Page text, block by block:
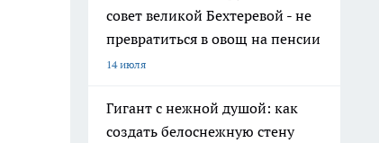
совет великой Бехтеревой - не
превратиться в овощ на пенсии
14 июля
Гигант с нежной душой: как
создать белоснежную стену